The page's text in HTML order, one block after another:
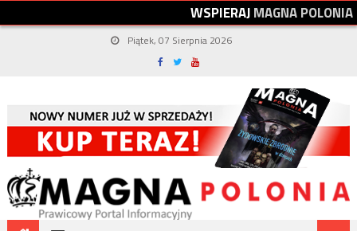
WSPIERAJMAGNAPOLONIA
Piątek, 07 Sierpnia 2026